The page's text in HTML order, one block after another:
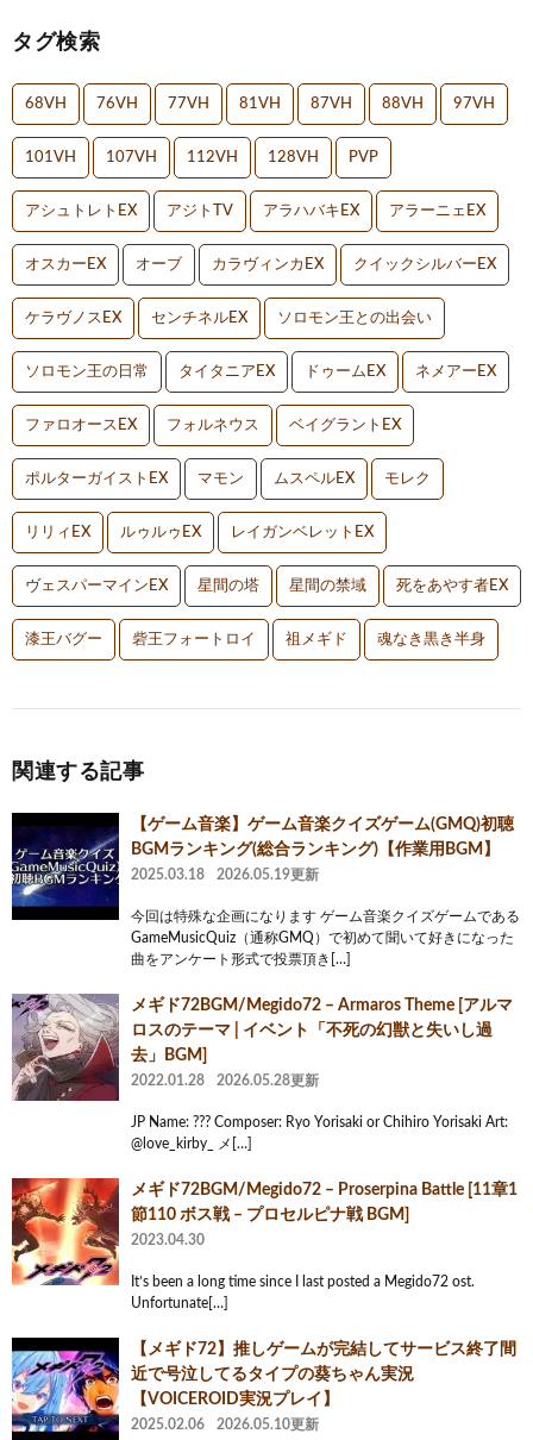
タグ検索
68VH 76VH 77VH 81VH 87VH 88VH 97VH
101VH 107VH 112VH 128VH PVP
アシュトレトEX アジトTV アラハバキEX アラーニェEX
オスカーEX オーブ カラヴィンカEX クイックシルバーEX
ケラヴノスEX センチネルEX ソロモン王との出会い
ソロモン王の日常 タイタニアEX ドゥームEX ネメアーEX
ファロオースEX フォルネウス ベイグラントEX
ポルターガイストEX マモン ムスペルEX モレク
リリィEX ルゥルゥEX レイガンベレットEX
ヴェスパーマインEX 星間の塔 星間の禁域 死をあやす者EX
漆王バグー 砦王フォートロイ 祖メギド 魂なき黒き半身
関連する記事
【ゲーム音楽】ゲーム音楽クイズゲーム(GMQ)初聴
BGMランキング(総合ランキング)【作業用BGM】
2025.03.18 2026.05.19更新
今回は特殊な企画になります ゲーム音楽クイズゲームである
GameMusicQuiz（通称GMQ）で初めて聞いて好きになった
曲をアンケート形式で投票頂き[…]
メギド72BGM/Megido72 – Armaros Theme [アルマ
ロスのテーマ | イベント「不死の幻獣と失いし過
去」BGM]
2022.01.28 2026.05.28更新
JP Name: ??? Composer: Ryo Yorisaki or Chihiro Yorisaki Art:
@love_kirby_ メ[…]
メギド72BGM/Megido72 – Proserpina Battle [11章1
節110 ボス戦 – プロセルピナ戦 BGM]
2023.04.30
It’s been a long time since I last posted a Megido72 ost.
Unfortunate[…]
【メギド72】推しゲームが完結してサービス終了間
近で号泣してるタイプの葵ちゃん実況
【VOICEROID実況プレイ】
2025.02.06 2026.05.10更新